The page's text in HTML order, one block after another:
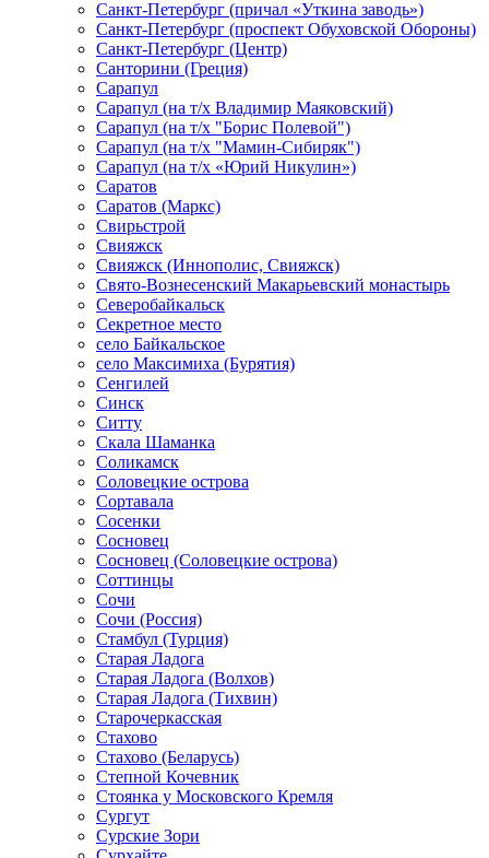
Санкт-Петербург (причал «Уткина заводь»)
Санкт-Петербург (проспект Обуховской Обороны)
Санкт-Петербург (Центр)
Санторини (Греция)
Сарапул
Сарапул (на т/х Владимир Маяковский)
Сарапул (на т/х "Борис Полевой")
Сарапул (на т/х "Мамин-Сибиряк")
Сарапул (на т/х «Юрий Никулин»)
Саратов
Саратов (Маркс)
Свирьстрой
Свияжск
Свияжск (Иннополис, Свияжск)
Свято-Вознесенский Макарьевский монастырь
Северобайкальск
Секретное место
село Байкальское
село Максимиха (Бурятия)
Сенгилей
Синск
Ситту
Скала Шаманка
Соликамск
Соловецкие острова
Сортавала
Сосенки
Сосновец
Сосновец (Соловецкие острова)
Соттинцы
Сочи
Сочи (Россия)
Стамбул (Турция)
Старая Ладога
Старая Ладога (Волхов)
Старая Ладога (Тихвин)
Старочеркасская
Стахово
Стахово (Беларусь)
Степной Кочевник
Стоянка у Московского Кремля
Сургут
Сурские Зори